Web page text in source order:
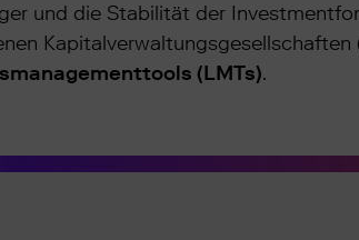
und die Stabilität der
(LMTs).